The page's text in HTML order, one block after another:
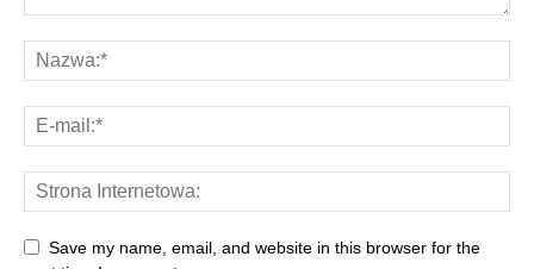
Save my name, email, and website in this browser for the